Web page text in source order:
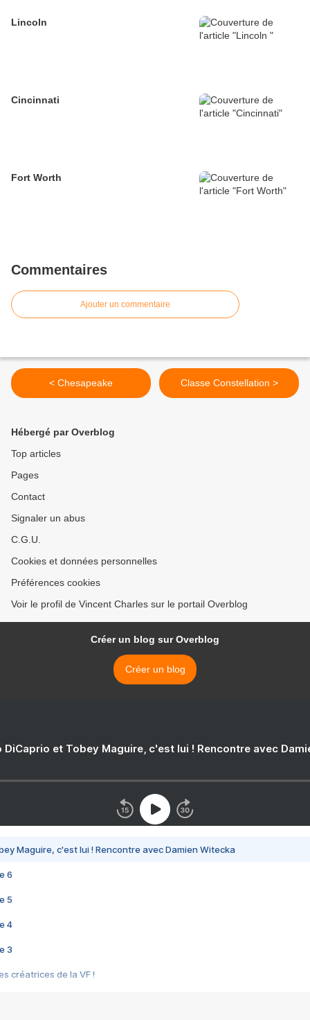
Lincoln
Cincinnati
Fort Worth
Commentaires
Ajouter un commentaire
< Chesapeake Classe Constellation >
Hébergé par Overblog
Top articles
Pages
Contact
Signaler un abus
C.G.U.
Cookies et données personnelles
Préférences cookies
Voir le profil de Vincent Charles sur le portail Overblog
Créer un blog sur Overblog
Créer un blog
DiCaprio et Tobey Maguire, c'est lui ! Rencontre avec
Maguire, c'est lui ! Rencontre avec Damien Witecka
6
5
4
3
créatrices de la VF !